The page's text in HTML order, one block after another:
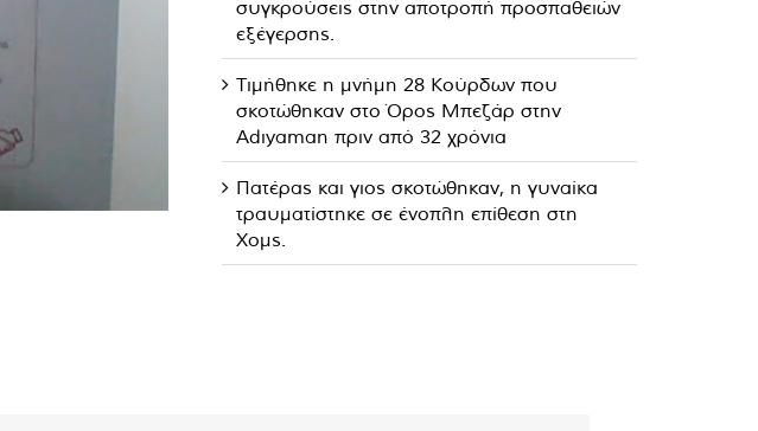
συγκρούσεις στην αποτροπή προσπαθειών
εξέγερσης.
Τιμήθηκε η μνήμη 28 Κούρδων που
σκοτώθηκαν στο Όρος Μπεζάρ στην
Adıyaman πριν από 32 χρόνια
Πατέρας και γιος σκοτώθηκαν, η γυναίκα
τραυματίστηκε σε ένοπλη επίθεση στη
Χομς.